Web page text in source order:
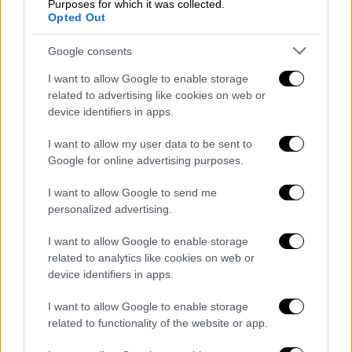
Purposes for which it was collected.
Opted Out
Google consents
I want to allow Google to enable storage
related to advertising like cookies on web or
device identifiers in apps.
I want to allow my user data to be sent to
Google for online advertising purposes.
I want to allow Google to send me
personalized advertising.
I want to allow Google to enable storage
related to analytics like cookies on web or
device identifiers in apps.
I want to allow Google to enable storage
related to functionality of the website or app.
H γνωριμία τους
Μέσα από τα προσωπικά τους προφίλ
Instagram, η Μις Αργεντινή Μαριάνα
Ρίκο Φαμπιόλα Βαλεντίν (Fabiola
Valentin) ανακοίνωσαν τον
έχοντας κρατήσει κρυφή τη σχέση τους επί
δύο χρόνια.
Οι δύο γυναίκες γνωρίστηκαν το 2020, όταν
έλαβαν μέρος στον διαγωνισμό
ομορφιάς Miss Grand International (MGI). Στο